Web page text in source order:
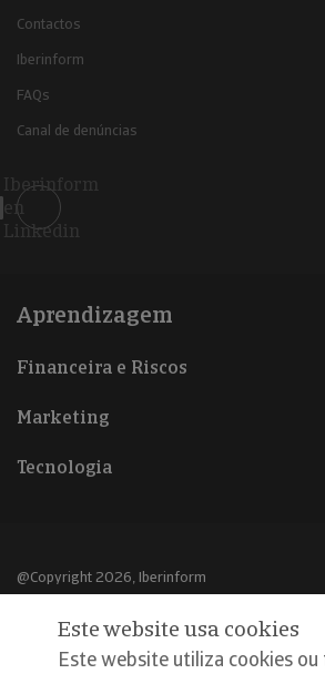
Contactos
Iberinform
FAQs
Canal de denúncias
Iberinform
en
Linkedin
Aprendizagem
Financeira e Riscos
Marketing
Tecnologia
@Copyright 2026, Iberinform
Aviso legal
Política de cookies
Este website usa cookies
Este website utiliza cookies